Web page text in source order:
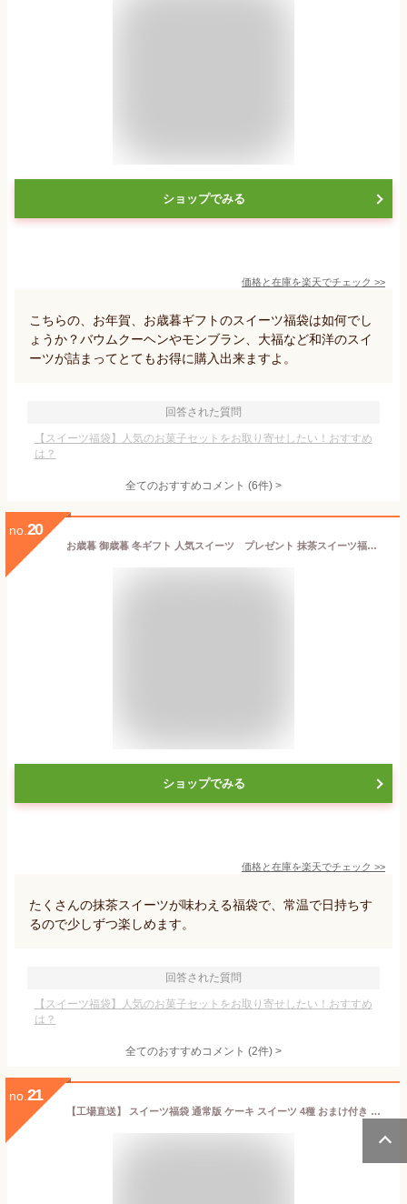
ショップでみる
価格と在庫を楽天でチェック >>
こちらの、お年賀、お歳暮ギフトのスイーツ福袋は如何でし
ょうか？バウムクーヘンやモンブラン、大福など和洋のスイ
ーツが詰まってとてもお得に購入出来ますよ。
回答された質問
【スイーツ福袋】人気のお菓子セットをお取り寄せしたい！おすすめ
は？
全てのおすすめコメント (6件) >
no. 20
お歳暮 御歳暮 冬ギフト 人気スイーツ プレゼント 抹茶スイーツ福袋【初夢】11種11個入 送料無料 他商品との同梱不可 § 詰め合わせ 和菓子 高級 お取り寄せ お菓子 内祝 出産 セット土産 里帰り お福袋 食品 お取り寄せグルメ ギフト
ショップでみる
価格と在庫を楽天でチェック >>
たくさんの抹茶スイーツが味わえる福袋で、常温で日持ちす
るので少しずつ楽しめます。
回答された質問
【スイーツ福袋】人気のお菓子セットをお取り寄せしたい！おすすめ
は？
全てのおすすめコメント (2件) >
no. 21
【工場直送】 スイーツ福袋 通常版 ケーキ スイーツ 4種 おまけ付き シュークリーム 1個 たべるン 冷凍 半解凍 アソート アイスケーキ